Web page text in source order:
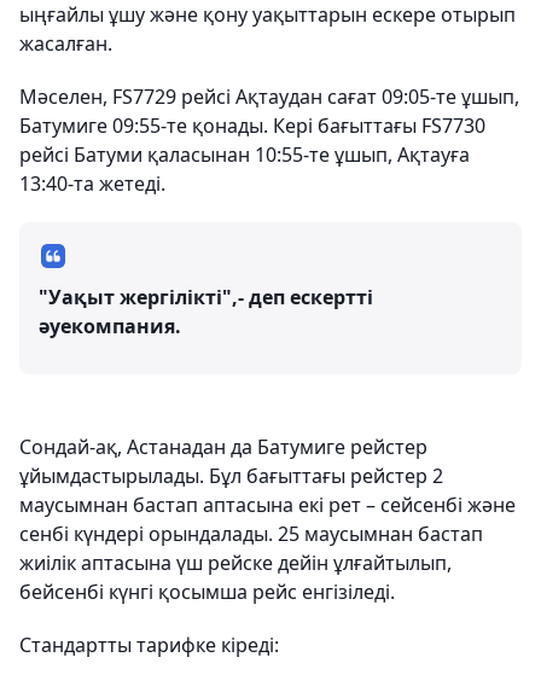
ыңғайлы ұшу және қону уақыттарын ескере отырып
жасалған.
Мәселен, FS7729 рейсі Ақтаудан сағат 09:05-те ұшып,
Батумиге 09:55-те қонады. Кері бағыттағы FS7730
рейсі Батуми қаласынан 10:55-те ұшып, Ақтауға
13:40-та жетеді.
"Уақыт жергілікті",- деп ескертті
әуекомпания.
Сондай-ақ, Астанадан да Батумиге рейстер
ұйымдастырылады. Бұл бағыттағы рейстер 2
маусымнан бастап аптасына екі рет – сейсенбі және
сенбі күндері орындалады. 25 маусымнан бастап
жиілік аптасына үш рейске дейін ұлғайтылып,
бейсенбі күнгі қосымша рейс енгізіледі.
Стандартты тарифке кіреді: